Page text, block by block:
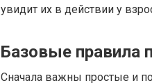
увидит их в действии у
Базовые правила
Сначала важны простые и